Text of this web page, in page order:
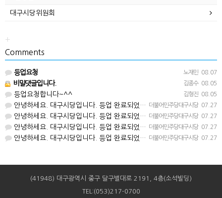
대구시당위원회
+
Comments
노재민 08.07
등업요청
김종수 08.05
비밀댓글입니다.
김형진 08.05
등업요청합니다~^^
더불어민주당대구시당 07.27
안녕하세요. 대구시당입니다. 등업 완료되었습니다^^
더불어민주당대구시당 07.27
안녕하세요. 대구시당입니다. 등업 완료되었습니다^^
더불어민주당대구시당 07.27
안녕하세요. 대구시당입니다. 등업 완료되었습니다^^
더불어민주당대구시당 07.27
안녕하세요. 대구시당입니다. 등업 완료되었습니다^^
(41948) 대구광역시 중구 달구벌대로 2191, 4층(소석빌딩)
TEL:(053)217-0700